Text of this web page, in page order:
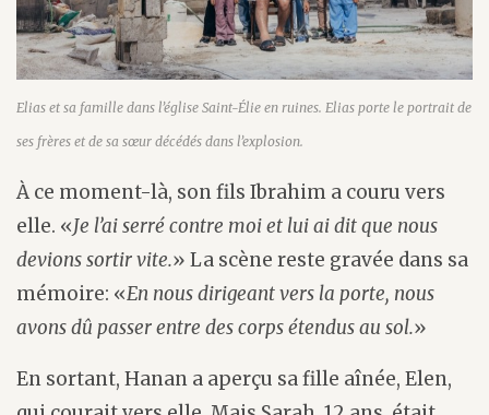
Elias et sa famille dans l’église Saint-Élie en ruines. Elias porte le portrait de
ses frères et de sa sœur décédés dans l’explosion.
À ce moment-là, son fils Ibrahim a couru vers
elle. «Je l’ai serré contre moi et lui ai dit que nous
devions sortir vite.» La scène reste gravée dans sa
mémoire: «En nous dirigeant vers la porte, nous
avons dû passer entre des corps étendus au sol.»
En sortant, Hanan a aperçu sa fille aînée, Elen,